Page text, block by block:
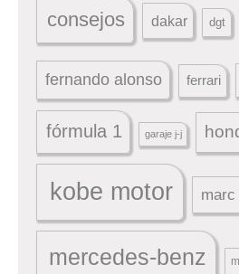
consejos dakar dgt
fernando alonso ferrari
fórmula 1 garaje j-j
kobe motor marc
mercedes-benz